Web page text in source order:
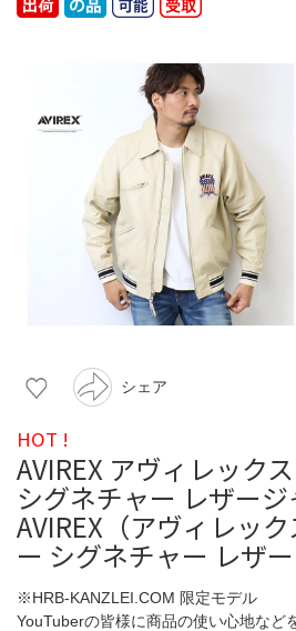
シェア
HOT !
AVIREX アヴィレック
シグネチャー レザージ
AVIREX（アヴィレッ
ー シグネチャー レザー
※HRB-KANZLEI.COM 限定モデル
YouTuberの皆様に商品の使い心地など